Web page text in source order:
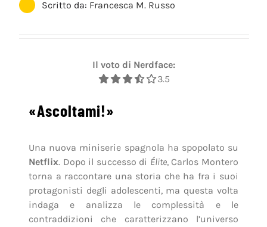
Scritto da: Francesca M. Russo
Il voto di Nerdface:
3.5
«Ascoltami!»
Una nuova miniserie spagnola ha spopolato su
Netflix. Dopo il successo di Élite, Carlos Montero
torna a raccontare una storia che ha fra i suoi
protagonisti degli adolescenti, ma questa volta
indaga e analizza le complessità e le
contraddizioni che caratterizzano l’universo